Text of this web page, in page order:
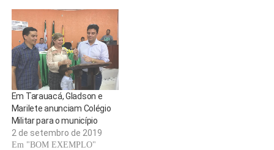
Em Tarauacá, Gladson e
Marilete anunciam Colégio
Militar para o município
2 de setembro de 2019
Em "BOM EXEMPLO"